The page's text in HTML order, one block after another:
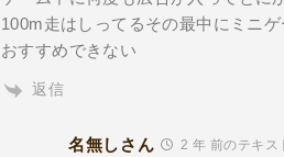
100m走はしってるその最中にミニ
おすすめできない
返信
名無しさん 2 年 前のテキス